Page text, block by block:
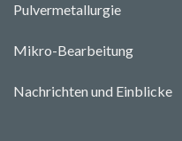
Pulvermetallurgie
Mikro-Bearbeitung
Nachrichten und Einblicke